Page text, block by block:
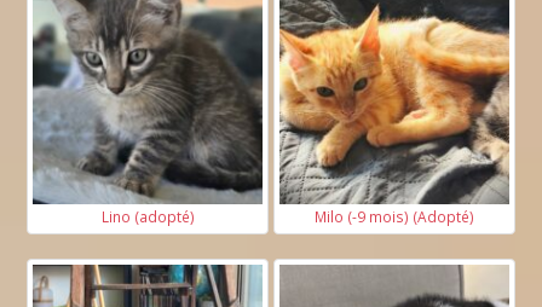
Lino (adopté) Milo (-9 mois) (Adopté)